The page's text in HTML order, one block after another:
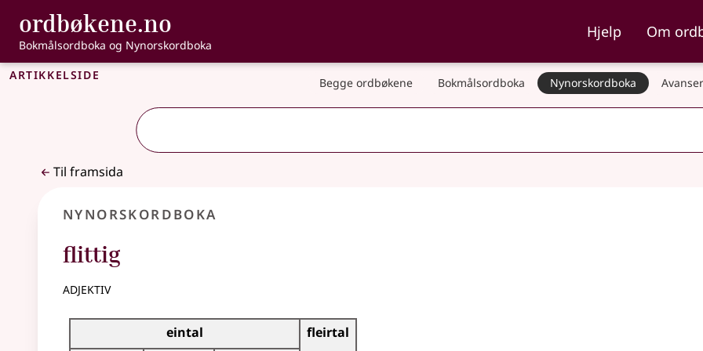
Gå til hovudinnhald
Tilgjenge
ordbøkene.no , Bokmålsordboka og Nynorskordboka
Bokmålsordboka og Nynorskordboka
Hjelp Om
Artikkelside Begge ordbøkene Bokmålsordboka Nynorskordboka
Til framsida
Nynorskordboka
flittig
adjektiv
Bøyningstabell for dette adjektivet
eintal fleirtal